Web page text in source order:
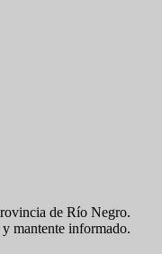
de Río Negro.
y mantente informado.